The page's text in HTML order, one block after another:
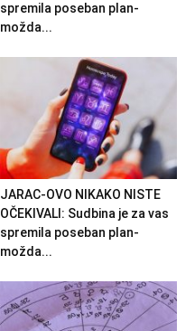
spremila poseban plan-
možda...
JARAC-OVO NIKAKO NISTE
OČEKIVALI: Sudbina je za vas
spremila poseban plan-
možda...